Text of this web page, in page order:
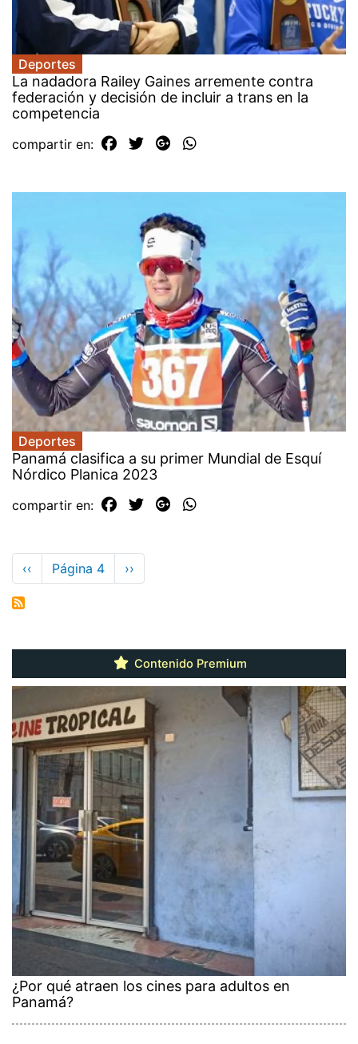
Deportes
La nadadora Railey Gaines arremente contra
federación y decisión de incluir a trans en la
competencia
compartir en:
Deportes
Panamá clasifica a su primer Mundial de Esquí
Nórdico Planica 2023
compartir en:
Paginación
Página
anterior
‹‹ Página 4
Siguiente
página
››
Contenido Premium
¿Por qué atraen los cines para adultos en
Panamá?